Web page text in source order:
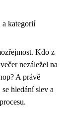
a kategorií
Kdo z
nezáležel na
A právě
hledání slev a